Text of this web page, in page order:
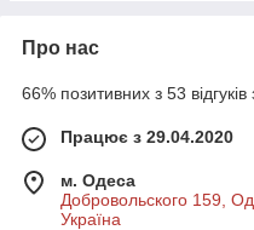
Про нас
66% позитивних з 53 відгуків
Працює з 29.04.2020
м. Одеса
Добровольского 159,
Україна